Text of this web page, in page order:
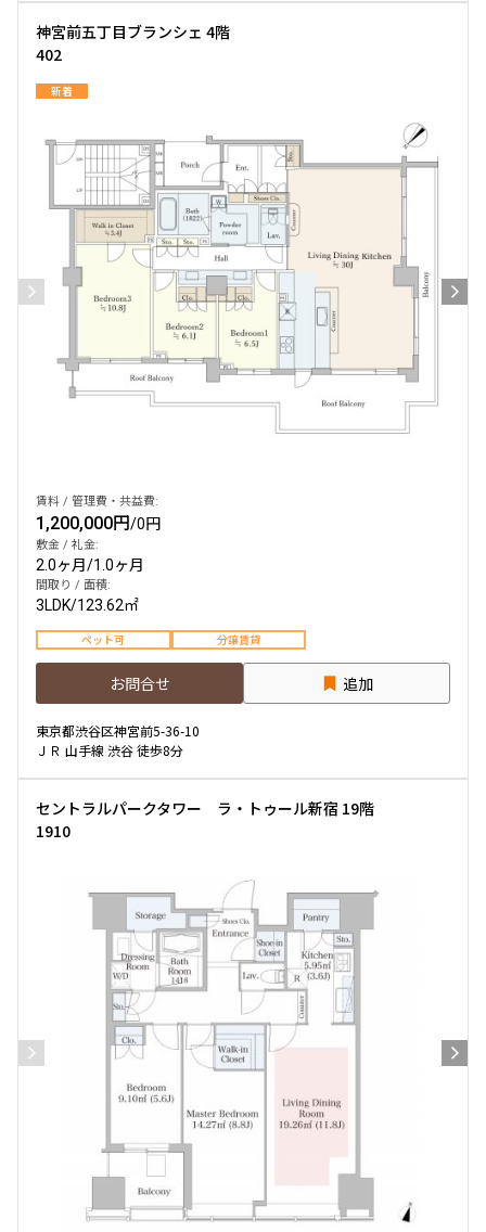
神宮前五丁目ブランシェ 4階
402
新着
賃料 / 管理費・共益費:
1,200,000円/0円
敷金 / 礼金:
2.0ヶ月/1.0ヶ月
間取り / 面積:
3LDK/123.62㎡
ペット可 分譲賃貸
お問合せ 追加
東京都渋谷区神宮前5-36-10
ＪＲ 山手線 渋谷 徒歩8分
セントラルパークタワー ラ・トゥール新宿 19階
1910